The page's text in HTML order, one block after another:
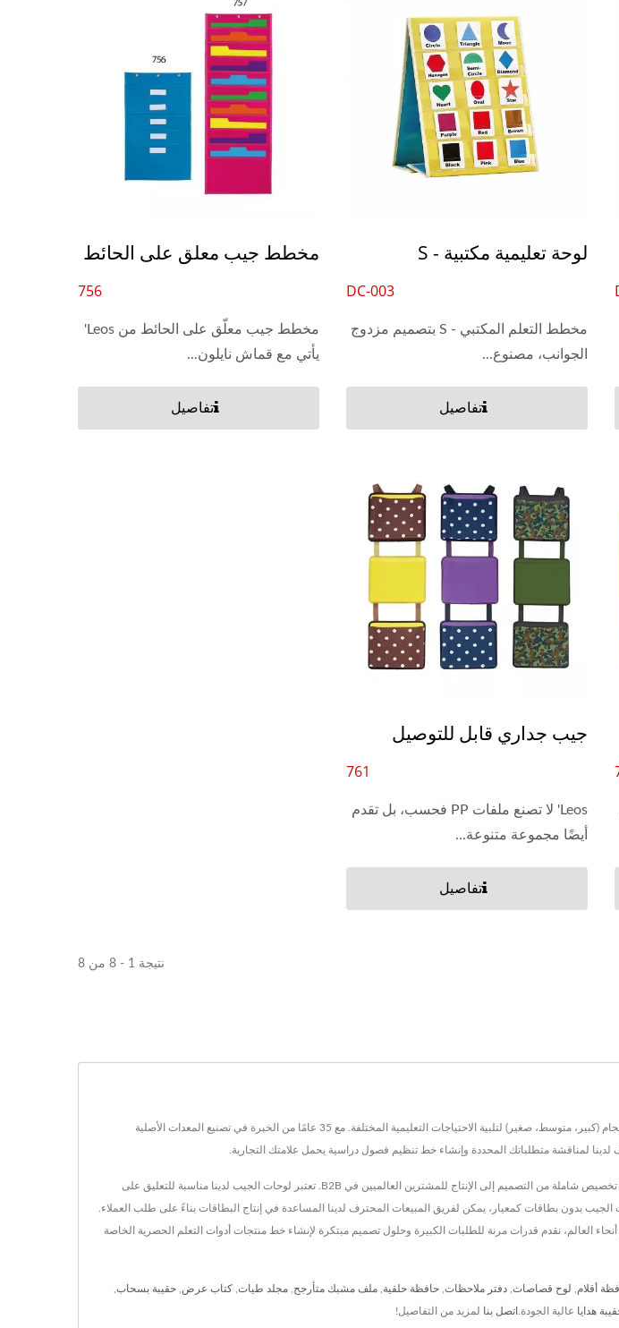
لوحة تعليمية مكتبية - S
DC-003
مخطط التعلم المكتبي - S بتصميم مزدوج
الجوانب، مصنوع...
تفاصيل
مخطط جيب معلق على الحائط
756
مخطط جيب معلّق على الحائط من Leos'
يأتي مع قماش نايلون...
تفاصيل
جيب جداري قابل للتوصيل
761
Leos' لا تصنع ملفات PP فحسب، بل تقدم
أيضًا مجموعة متنوعة...
تفاصيل
نتيجة 1 - 8 من 8
أكياس مسح جاف حافظة حلقة من الفينيل
نعم، Leos' تقدم تخصيصًا كاملاً لرسوم الجيب بما في ذلك طباعة الشعار، وهوية العلامة التجارية، وثلاثة خيارات للأحجام (كبير، متوسط، صغير) لتلبية الاحتياجات التعليمية المختلفة. مع 35 عامًا من الخبرة في تصنيع المعدات الأصلية
مع 35 عامًا من الخبرة في تصنيع OEM/ODM ومواد معتمدة من إدارة الغذاء والدواء وخالية من BPA، نقدم خدمات تخصيص شاملة من التصميم إلى الإنتاج للمشترين العالميين في B2B. تعتبر لوحات الجيب لدينا مناسبة للتعليق على
بدون بطاقات كمعيار، يمكن لفريق المبيعات المحترف لدينا المساعدة في إنتاج البطاقات بناءً على طلب العملاء.
العالم، نقدم قدرات مرنة للطلبات الكبيرة وحلول تصميم مبتكرة لإنشاء خط منتجات أدوات التعلم الحصرية الخاصة
أقلام لوح قصاصات دفتر ملاحظات حافظة حلقية ملف مشبك متأرجح مجلد طيات كتاب عرض حقيبة بسحاب
هدايا عالية الجودة. اتصل بنا لمزيد من التفاصيل!